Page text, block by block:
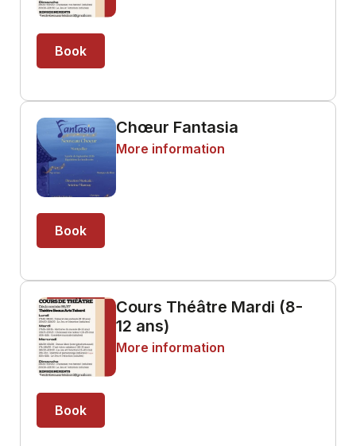
Book
Chœur Fantasia
More information
Book
Cours Théâtre Mardi (8-
12 ans)
More information
Book